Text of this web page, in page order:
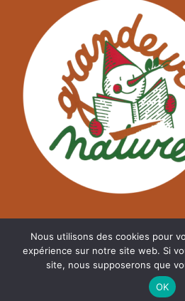
A2NM.COM
Nous utilisons des cookies pour
expérience sur notre site web. Si
site, nous supposerons que
OK